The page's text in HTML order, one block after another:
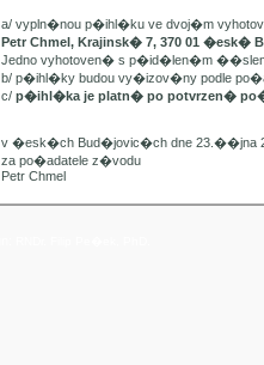
a/ vypln�nou p�ihl�ku ve dvoj�m
Petr Chmel, Krajinsk� 7, 370 01 �esk�
Jedno vyhotoven� s p�id�len�m
b/ p�ihl�ky budou vy�izov�ny podle
c/ p�ihl�ka je platn� po potvrzen�
v �esk�ch Bud�jovic�ch dne 23.��jna
za po�adatele z�vodu
Petr Chmel